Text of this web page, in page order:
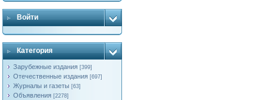
Войти
Категория
Зарубежные издания [399]
Отечественные издания [697]
Журналы и газеты [63]
Объявления [2278]